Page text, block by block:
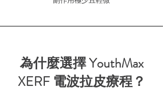
為什麼選擇 YouthMax
XERF 電波拉皮療程？